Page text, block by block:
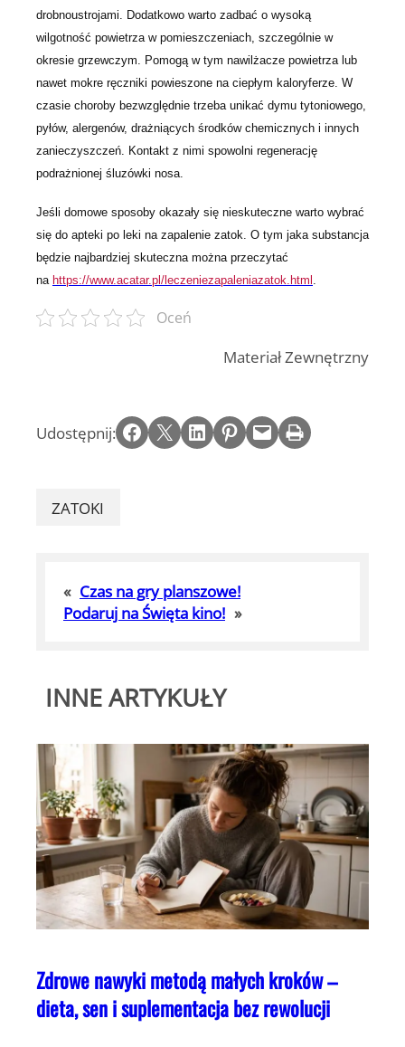
drobnoustrojami. Dodatkowo warto zadbać o wysoką
wilgotność powietrza w pomieszczeniach, szczególnie w
okresie grzewczym. Pomogą w tym nawilżacze powietrza lub
nawet mokre ręczniki powieszone na ciepłym kaloryferze. W
czasie choroby bezwzględnie trzeba unikać dymu tytoniowego,
pyłów, alergenów, drażniących środków chemicznych i innych
zanieczyszczeń. Kontakt z nimi spowolni regenerację
podrażnionej śluzówki nosa.
Jeśli domowe sposoby okazały się nieskuteczne warto wybrać
się do apteki po leki na zapalenie zatok. O tym jaka substancja
będzie najbardziej skuteczna można przeczytać
na https://www.acatar.pl/leczeniezapaleniazatok.html
Oceń
Materiał Zewnętrzny
Udostępnij: Share on Facebook Email this Page Share on LinkedIn Share on Pinterest Email this Page Print this Page
ZATOKI
« Czas na gry planszowe!
Podaruj na Święta kino! »
INNE ARTYKUŁY
Zdrowe nawyki metodą małych kroków –
dieta, sen i suplementacja bez rewolucji